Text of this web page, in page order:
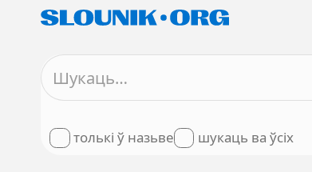
толькі ў назьве шукаць ва ўсіх